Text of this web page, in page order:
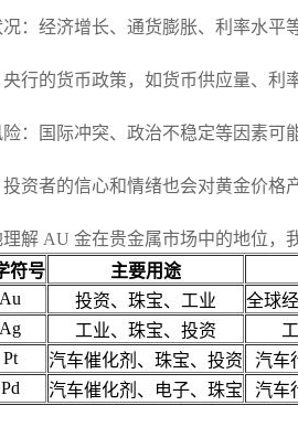
：经济增长、通货膨胀、利率水平
行的货币政策，如货币供应量、利
：国际冲突、政治不稳定等因素可
资者的信心和情绪也会对黄金价格
解 AU 金在贵金属市场中的地位，
符号 主要用途
Au 投资、珠宝、工业
全球
Ag 工业、珠宝、投资
Pt 汽车催化剂、珠宝、投资
汽车
Pd 汽车催化剂、电子、珠宝 汽车